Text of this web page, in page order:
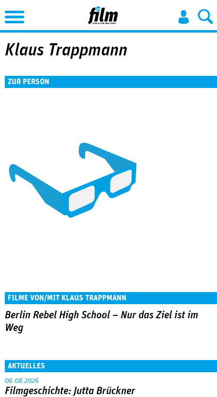
Jump to Navigation
Klaus Trappmann
ZUR PERSON
FILME VON/MIT KLAUS TRAPPMANN
Berlin Rebel High School – Nur das Ziel ist im
Weg
AKTUELLES
06.08.2026
Filmgeschichte: Jutta Brückner